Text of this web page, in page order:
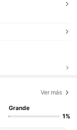
Ver más
Grande
1%